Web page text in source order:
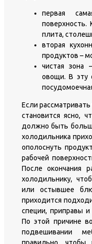
первая
поверхность.
плита,
вторая
продуктов –
чистая зона
овощи. В эту
Если
становится ясно,
должно быть
холодильника
ополоснуть
рабочей
После окончания
холодильнику,
или остывшее
приходится
специи, приправы
По этой причине
подвешивании